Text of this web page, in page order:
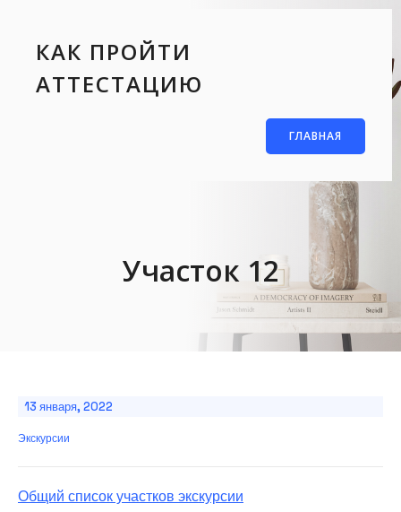
КАК ПРОЙТИ
АТТЕСТАЦИЮ
ГЛАВНАЯ
Участок 12
13 января, 2022
Экскурсии
Общий список участков экскурсии